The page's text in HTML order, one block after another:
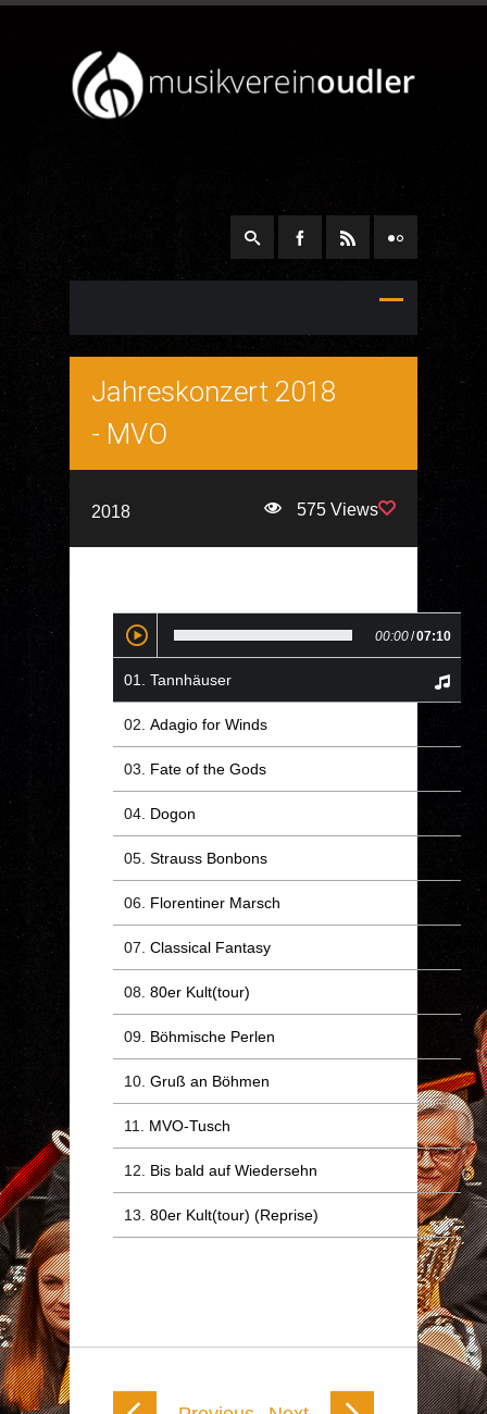
Jahreskonzert 2018
- MVO
2018 575 Views
00:00/07:10
Tannhäuser
Adagio for Winds
Fate of the Gods
Dogon
Strauss Bonbons
Florentiner Marsch
Classical Fantasy
80er Kult(tour)
Böhmische Perlen
Gruß an Böhmen
MVO-Tusch
Bis bald auf Wiedersehn
80er Kult(tour) (Reprise)